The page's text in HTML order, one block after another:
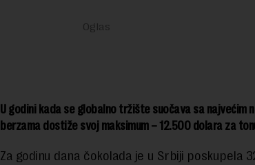
U godini kada se globalno tržište suočava sa najvećim
berzama dostiže svoj maksimum – 12.500 dolara za
Za godinu dana čokolada je u Srbiji poskupela